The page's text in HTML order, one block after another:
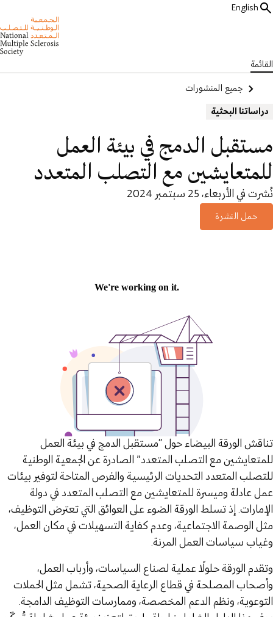
English
القائمة
جميع المنشورات
دراساتنا البحثية
مستقبل الدمج في بيئة العمل
للمتعايشين مع التصلب المتعدد
نُشرت في الأربعاء، 25 سبتمبر 2024
حمل النشرة
تناقش الورقة البيضاء حول “مستقبل الدمج في بيئة العمل
للمتعايشين مع التصلب المتعدد” الصادرة عن الجمعية الوطنية
للتصلب المتعدد التحديات الرئيسية والفرص المتاحة لتوفير بيئات
عمل عادلة وميسرة للمتعايشين مع التصلب المتعدد في دولة
الإمارات. إذ تسلط الورقة الضوء على العوائق التي تعترض التوظيف،
مثل الوصمة الاجتماعية، وعدم كفاية التسهيلات في مكان العمل،
وغياب سياسات العمل المرنة.
وتقدم الورقة حلولًا عملية لصناع السياسات، وأرباب العمل،
وأصحاب المصلحة في قطاع الرعاية الصحية، تشمل مثل الحملات
التوعوية، ونظم الدعم المخصصة، وممارسات التوظيف الدامجة.